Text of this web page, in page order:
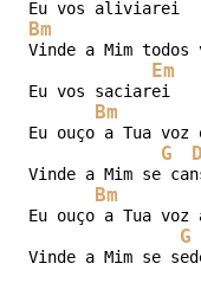
Bm
Vinde a Mim
Em
Eu vos saciarei
Bm
Eu ouço a Tua voz
G
Vinde a Mim se
Bm
Eu ouço a Tua voz
G
Vinde a Mim se